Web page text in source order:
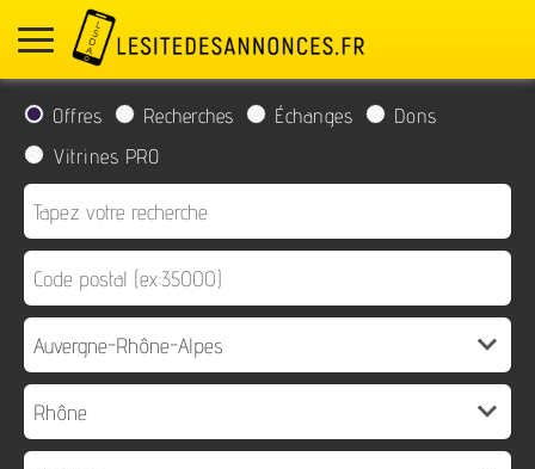
Offres Recherches Échanges
Dons
Vitrines PRO